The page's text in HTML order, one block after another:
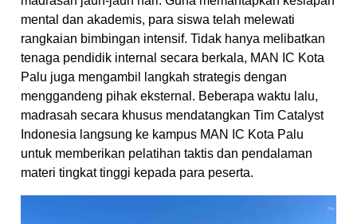
mental dan akademis, para siswa telah melewati
rangkaian bimbingan intensif. Tidak hanya melibatkan
tenaga pendidik internal secara berkala, MAN IC Kota
Palu juga mengambil langkah strategis dengan
menggandeng pihak eksternal. Beberapa waktu lalu,
madrasah secara khusus mendatangkan Tim Catalyst
Indonesia langsung ke kampus MAN IC Kota Palu
untuk memberikan pelatihan taktis dan pendalaman
materi tingkat tinggi kepada para peserta.